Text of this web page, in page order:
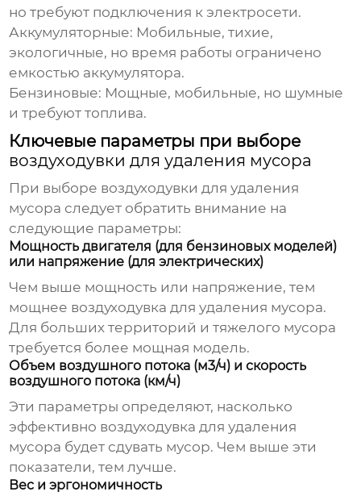
но требуют подключения к электросети.
Аккумуляторные: Мобильные, тихие,
экологичные, но время работы ограничено
емкостью аккумулятора.
Бензиновые: Мощные, мобильные, но шумные
и требуют топлива.
Ключевые параметры при выборе
воздуходувки для удаления мусора
При выборе воздуходувки для удаления
мусора следует обратить внимание на
следующие параметры:
Мощность двигателя (для бензиновых моделей)
или напряжение (для электрических)
Чем выше мощность или напряжение, тем
мощнее воздуходувка для удаления мусора.
Для больших территорий и тяжелого мусора
требуется более мощная модель.
Объем воздушного потока (м3/ч) и скорость
воздушного потока (км/ч)
Эти параметры определяют, насколько
эффективно воздуходувка для удаления
мусора будет сдувать мусор. Чем выше эти
показатели, тем лучше.
Вес и эргономичность